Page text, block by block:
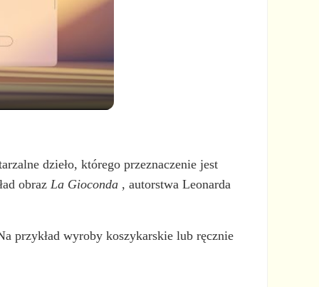
dzieło, którego przeznaczenie jest
obraz La Gioconda , autorstwa Leonarda
przykład wyroby koszykarskie lub ręcznie